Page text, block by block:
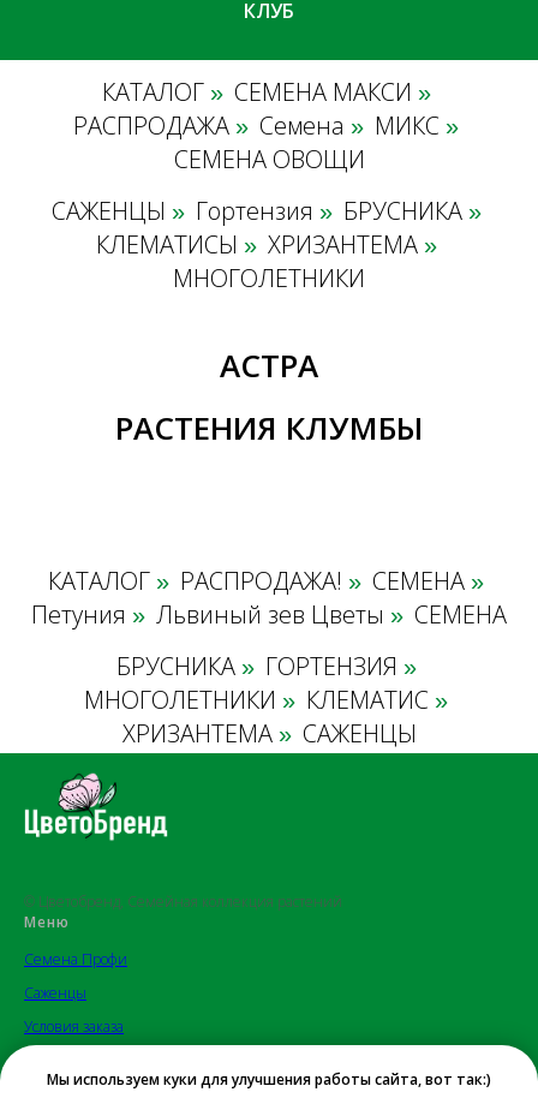
КЛУБ
КАТАЛОГ » СЕМЕНА МАКСИ »
РАСПРОДАЖА » Семена » МИКС »
СЕМЕНА ОВОЩИ
САЖЕНЦЫ » Гортензия » БРУСНИКА »
КЛЕМАТИСЫ » ХРИЗАНТЕМА »
МНОГОЛЕТНИКИ
АСТРА
РАСТЕНИЯ КЛУМБЫ
КАТАЛОГ » РАСПРОДАЖА! » СЕМЕНА »
Петуния » Львиный зев Цветы » СЕМЕНА
БРУСНИКА » ГОРТЕНЗИЯ »
МНОГОЛЕТНИКИ » КЛЕМАТИС »
ХРИЗАНТЕМА » САЖЕНЦЫ
Мы используем куки для улучшения работы сайта, вот так:)
© Цветобренд, Семейная коллекция растений
Меню
Семена Профи
Саженцы
Условия заказа